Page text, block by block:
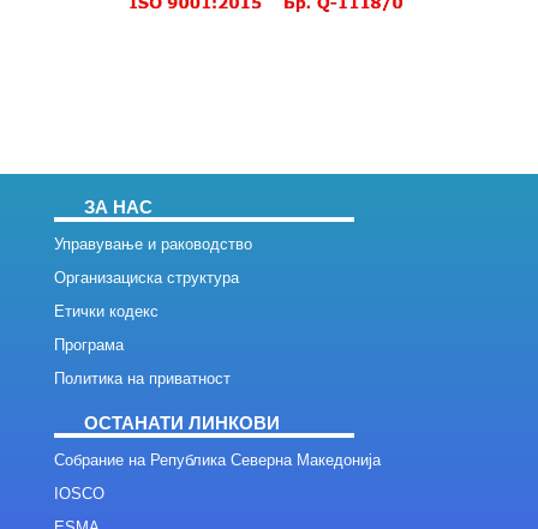
ЗА НАС
Управување и раководство
Организациска структура
Етички кодекс
Програма
Политика на приватност
ОСТАНАТИ ЛИНКОВИ
Собрание на Република Северна Македонија
IOSCO